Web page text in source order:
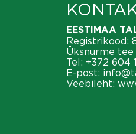
EESTIMAA
Registrikood:
Üksnurme tee
Tel: +372 604
E-post:
Veebileht: